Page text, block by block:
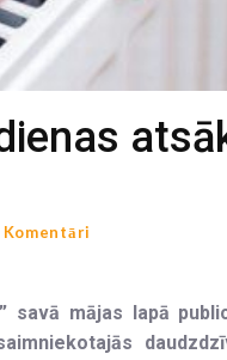
Komentāri
savā mājas lapā